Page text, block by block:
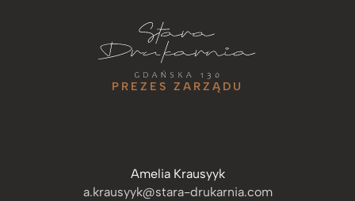
PREZES ZARZĄDU
Amelia Krausyyk
a.krausyyk@stara-drukarnia.com